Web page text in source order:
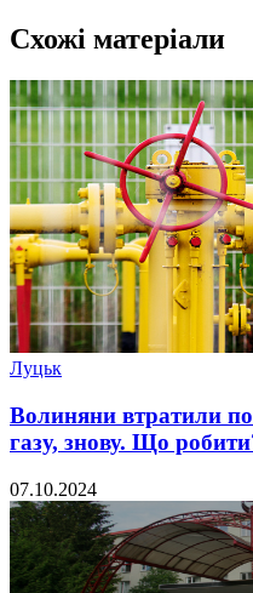
Схожі матеріали
Луцьк
Волиняни втратили
газу, знову. Що
07.10.2024